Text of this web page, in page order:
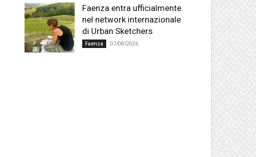
Faenza entra ufficialmente
nel network internazionale
di Urban Sketchers
Faenza 07/08/2026